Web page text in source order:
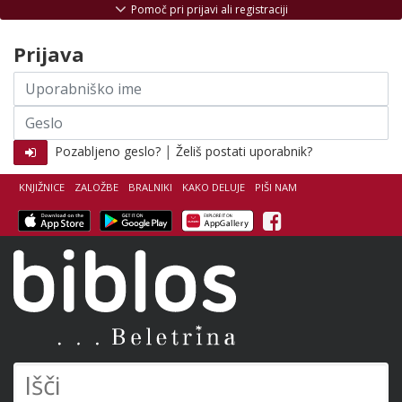
KNJIŽNICE ZALOŽBE BRALNIKI KAKO DELUJE PIŠI NAM
Facebook
Pomoč pri prijavi ali registraciji
Prijava
Uporabniško
ime
Geslo
Pozabljeno geslo? | Želiš postati uporabnik?